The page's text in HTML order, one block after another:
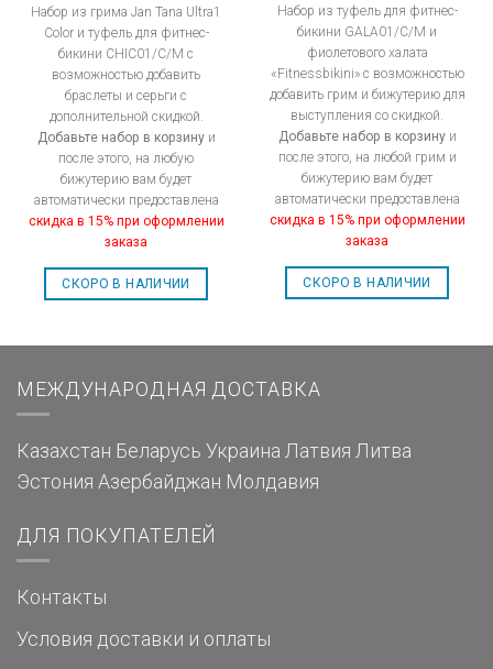
Набор из грима Jan Tana Ultra1
Color и туфель для фитнес-
бикини CHIC01/C/M с
возможностью добавить
браслеты и серьги с
дополнительной скидкой.
Добавьте набор в корзинуи
после этого, на любую
бижутерию вам будет
автоматически предоставлена
скидка в 15% при оформлении
заказа
СКОРО В НАЛИЧИИ
Набор из туфель для фитнес-
бикини GALA01/C/M и
фиолетового халата
«Fitnessbikini» с возможностью
добавить грим и бижутерию для
выступления со скидкой.
Добавьте набор в корзинуи
после этого, на любой грим и
бижутерию вам будет
автоматически предоставлена
скидка в 15% при оформлении
заказа
СКОРО В НАЛИЧИИ
МЕЖДУНАРОДНАЯ ДОСТАВКА
Казахстан Беларусь Украина Латвия Литва
Эстония Азербайджан Молдавия
ДЛЯ ПОКУПАТЕЛЕЙ
Контакты
Условия доставки и оплаты